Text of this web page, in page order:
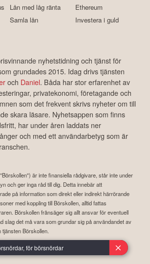
Lån med låg ränta
Samla lån
Ethereum
Investera i guld
nyhetstidning och tjänst för
grundades 2015. Idag drivs tjänsten
och Daniel. Båda har stor erfarenhet av
privatekonomi, företagande och
som det frekvent skrivs nyheter om till
skara läsare. Nyhetsappen som finns
har under åren laddats ner
och med ett användarbetyg som är
är inte finansiella rådgivare, står inte under
och ger inga råd till dig. Detta innebär att
på information som direkt eller indirekt härrörande
med koppling till Börskollen, alltid fattas
Börskollen frånsäger sig allt ansvar för eventuell
slag det må vara som grundar sig på användandet av
Börskollen.
Sverige AB. All rights reserved.
för börsnördar